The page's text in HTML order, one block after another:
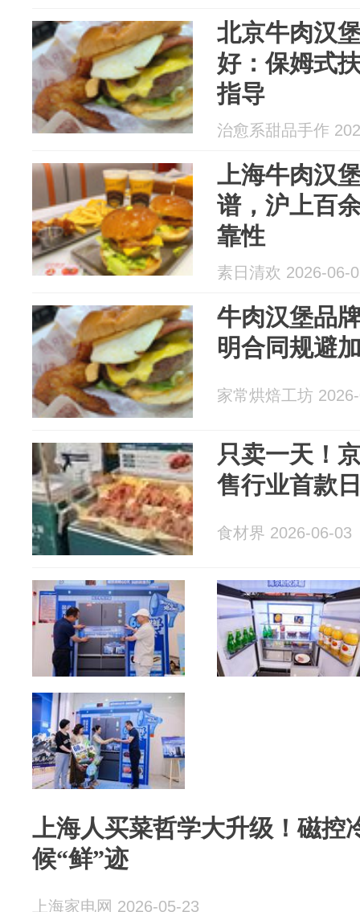
北京牛肉汉
好：保姆式
指导
治愈系甜品手作
上海牛肉汉
谱，沪上百
靠性
素日清欢 2026-06-
牛肉汉堡品
明合同规避
家常烘焙工坊
只卖一天！
售行业首款
食材界 2026-06-03
上海人买菜哲学大升级！磁控
候“鲜”迹
上海家电网 2026-05-23